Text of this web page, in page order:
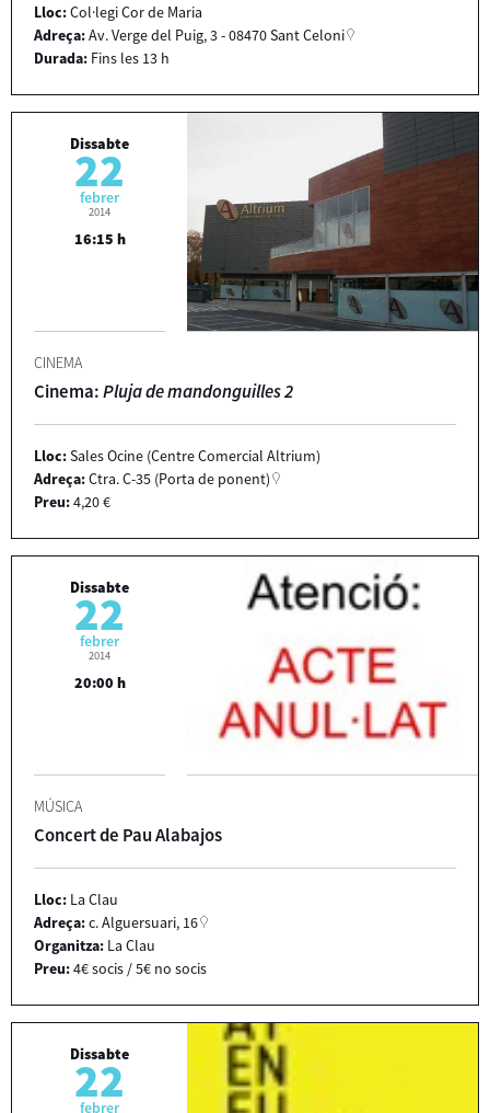
Lloc:Col·legi Cor de Maria
Adreça:Av. Verge del Puig, 3 - 08470 Sant Celoni
Durada: Fins les 13 h
Dissabte
22
febrer
2014
16:15 h
CINEMA
Cinema:Pluja de mandonguilles 2
Lloc:Sales Ocine (Centre Comercial Altrium)
Adreça:Ctra. C-35 (Porta de ponent)
Preu:4,20 €
Dissabte
22
febrer
2014
20:00 h
MÚSICA
Concert de Pau Alabajos
Lloc: La Clau
Adreça:c. Alguersuari, 16
Organitza: La Clau
Preu:4€ socis / 5€ no socis
Dissabte
22
febrer